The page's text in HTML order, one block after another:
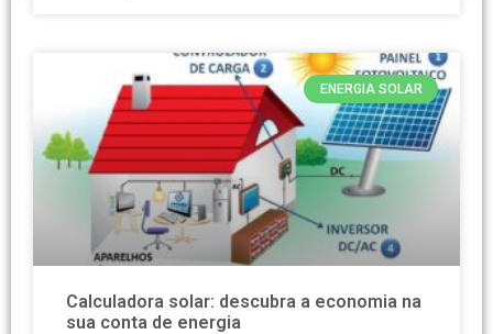
ENERGIA SOLAR
Calculadora solar: descubra a economia na
sua conta de energia